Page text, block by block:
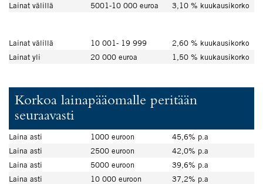
Lainat välillä
5001-10 000 euroa 3,10 % kuukausikorko
Lainat välillä 10 001- 19 999
2,60 % kuukausikorko
Lainat yli
20 000 euroa 1,50 % kuukausikorko
Korkoa lainapääomalle peritään
seuraavasti
Laina asti 1000 euroon
45,6% p.a
Laina asti
2500 euroon
42,0% p.a
Laina asti
5000 euroon
39,6% p.a
Laina asti
10 000 euroon 37,2% p.a